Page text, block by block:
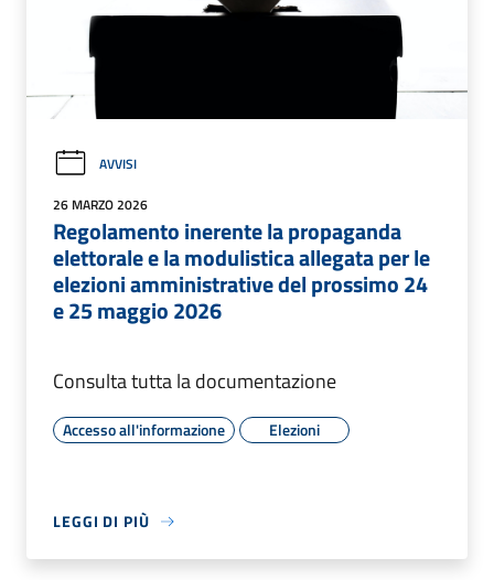
AVVISI
26 MARZO 2026
Regolamento inerente la propaganda
elettorale e la modulistica allegata per le
elezioni amministrative del prossimo 24
e 25 maggio 2026
Consulta tutta la documentazione
Accesso all'informazione Elezioni
LEGGI DI PIÙ